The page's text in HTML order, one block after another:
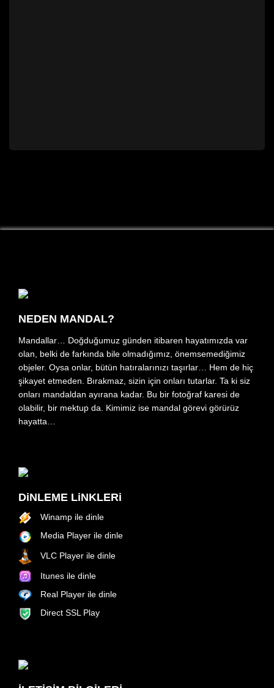
NEDEN MANDAL?
Mandallar… Doğduğumuz günden itibaren hayatımızda var
olan, belki de farkında bile olmadığımız, önemsemediğimiz
objeler. Oysa onlar, bütün hatıralarınızı taşırlar… Hem de hiç
şikayet etmeden. Bırakmaz, sizin için onları tutarlar. Ta ki siz
onları mandaldan ayırana kadar. Bu bir fotoğraf karesi de
olabilir, bir mektup da. Kimimiz ise mandal görevi görürüz
hayatta…
DiNLEME LiNKLERi
Winamp ile dinle
Media Player ile dinle
VLC Player ile dinle
Itunes ile dinle
Real Player ile dinle
Direct SSL Play